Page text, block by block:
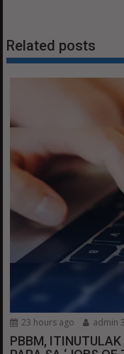
Related posts
23 hours ago admin 3
PBBM,